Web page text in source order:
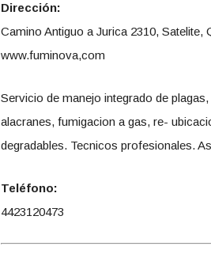
Dirección:
Camino Antiguo a Jurica 2310, Satelite,
www.fuminova,com
Servicio de manejo integrado de
alacranes, fumigacion a gas, re-
degradables. Tecnicos profesionales.
Teléfono:
4423120473